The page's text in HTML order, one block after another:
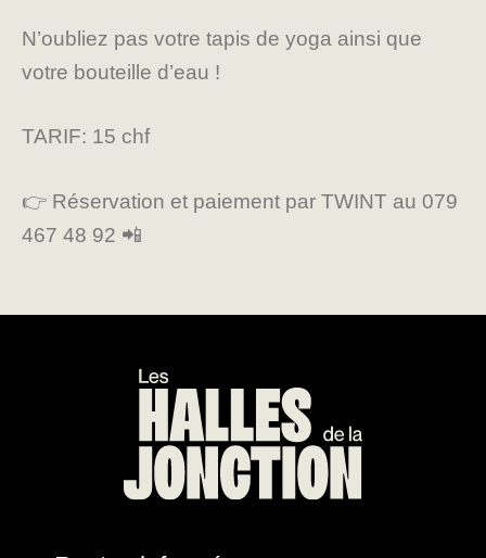
N’oubliez pas votre tapis de yoga ainsi que
votre bouteille d’eau !
TARIF: 15 chf
👉 Réservation et paiement par TWINT au 079
467 48 92 📲